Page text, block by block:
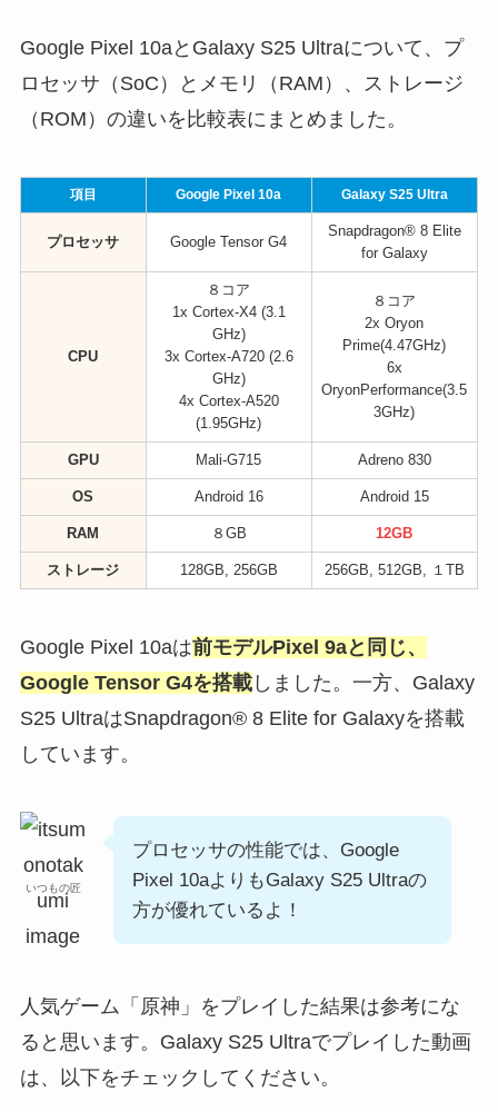
Google Pixel 10aとGalaxy S25 Ultraについて、プ
ロセッサ（SoC）とメモリ（RAM）、ストレージ
（ROM）の違いを比較表にまとめました。
項目 Google Pixel 10a Galaxy S25 Ultra
プロセッサ Google Tensor G4
Snapdragon® 8 Elite
for Galaxy
CPU
８コア
1x Cortex-X4 (3.1
GHz)
3x Cortex-A720 (2.6
GHz)
4x Cortex-A520
(1.95GHz)
８コア
2x Oryon
Prime(4.47GHz)
6x
OryonPerformance(3.5
3GHz)
GPU Mali-G715 Adreno 830
OS Android 16 Android 15
RAM ８GB 12GB
ストレージ 128GB, 256GB 256GB, 512GB, １TB
Google Pixel 10aは前モデルPixel 9aと同じ、
Google Tensor G4を搭載しました。一方、Galaxy
S25 UltraはSnapdragon® 8 Elite for Galaxyを搭載
しています。
いつもの匠
プロセッサの性能では、Google
Pixel 10aよりもGalaxy S25 Ultraの
方が優れているよ！
人気ゲーム「原神」をプレイした結果は参考にな
ると思います。Galaxy S25 Ultraでプレイした動画
は、以下をチェックしてください。